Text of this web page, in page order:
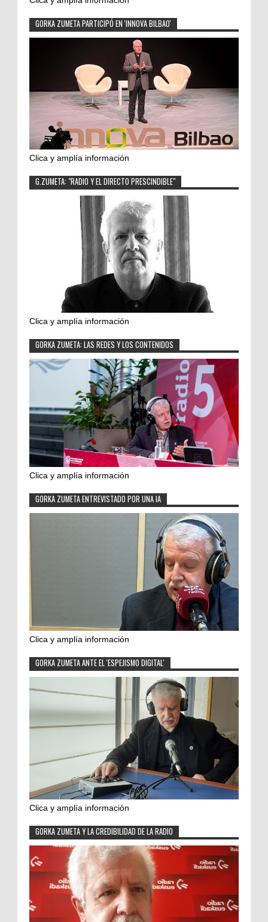
GORKA ZUMETA PARTICIPÓ EN 'INNOVA BILBAO'
Clica y amplía información
G.ZUMETA: "RADIO Y EL DIRECTO PRESCINDIBLE"
Clica y amplía información
GORKA ZUMETA: LAS REDES Y LOS CONTENIDOS
Clica y amplía información
GORKA ZUMETA ENTREVISTADO POR UNA IA
Clica y amplía información
GORKA ZUMETA ANTE EL 'ESPEJISMO DIGITAL'
Clica y amplía información
GORKA ZUMETA Y LA CREDIBILIDAD DE LA RADIO